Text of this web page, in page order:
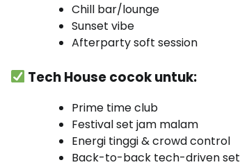
Chill bar/lounge
Sunset vibe
Afterparty soft session
Tech House cocok untuk:
Prime time club
Festival set jam malam
Energi tinggi & crowd control
Back-to-back tech-driven set